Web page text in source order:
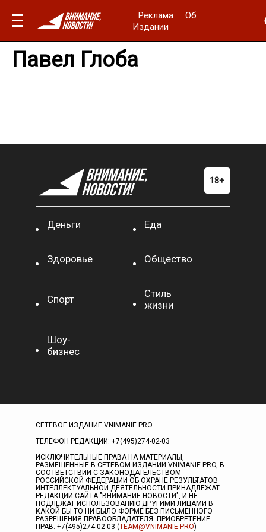
Реклама
Об
Издании
Павел Глоба
Деньги Еда
Здоровье Общество
Спорт
Стиль
жизни
Шоу-
бизнес
СЕТЕВОЕ ИЗДАНИЕ VNIMANIE.PRO
ТЕЛЕФОН РЕДАКЦИИ: +7(495)274-02-03
ИСКЛЮЧИТЕЛЬНЫЕ ПРАВА НА МАТЕРИАЛЫ,
РАЗМЕЩЁННЫЕ В СЕТЕВОМ ИЗДАНИИ VNIMANIE.PRO, В
СООТВЕТСТВИИ С ЗАКОНОДАТЕЛЬСТВОМ
РОССИЙСКОЙ ФЕДЕРАЦИИ ОБ ОХРАНЕ РЕЗУЛЬТАТОВ
ИНТЕЛЛЕКТУАЛЬНОЙ ДЕЯТЕЛЬНОСТИ ПРИНАДЛЕЖАТ
РЕДАКЦИИ САЙТА "ВНИМАНИЕ НОВОСТИ", И НЕ
ПОДЛЕЖАТ ИСПОЛЬЗОВАНИЮ ДРУГИМИ ЛИЦАМИ В
КАКОЙ БЫ ТО НИ БЫЛО ФОРМЕ БЕЗ ПИСЬМЕННОГО
РАЗРЕШЕНИЯ ПРАВООБЛАДАТЕЛЯ. ПРИОБРЕТЕНИЕ
ПРАВ: +7(495)274-02-03 (TEAM@VNIMANIE.PRO)